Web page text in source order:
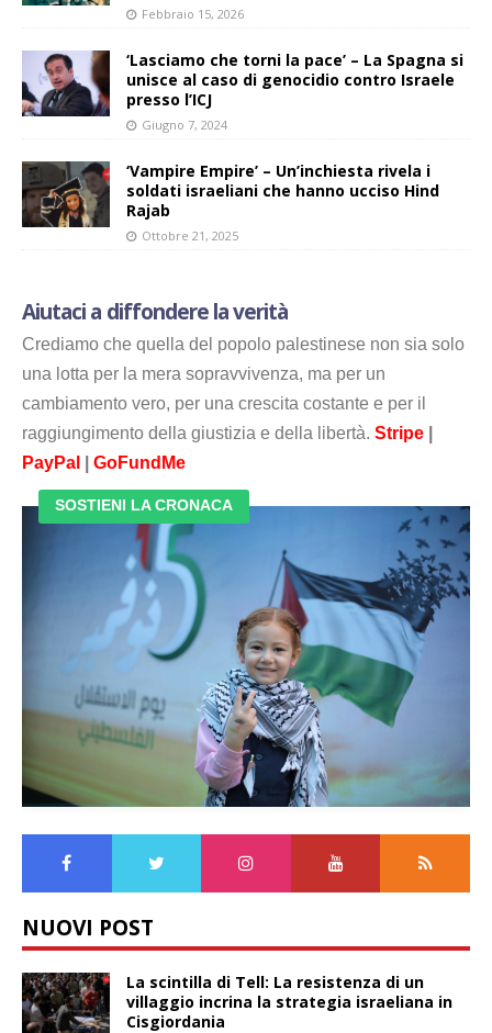
Febbraio 15, 2026
‘Lasciamo che torni la pace’ – La Spagna si
unisce al caso di genocidio contro Israele
presso l’ICJ
Giugno 7, 2024
‘Vampire Empire’ – Un’inchiesta rivela i
soldati israeliani che hanno ucciso Hind
Rajab
Ottobre 21, 2025
Aiutaci a diffondere la verità
Crediamo che quella del popolo palestinese non sia solo
una lotta per la mera sopravvivenza, ma per un
cambiamento vero, per una crescita costante e per il
raggiungimento della giustizia e della libertà. Stripe
PayPal
GoFundMe
SOSTIENI LA CRONACA
NUOVI POST
La scintilla di Tell: La resistenza di un
villaggio incrina la strategia israeliana in
Cisgiordania